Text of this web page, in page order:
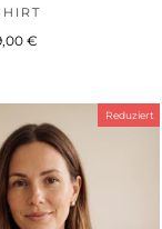
€
Reduziert